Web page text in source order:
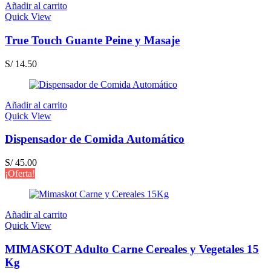
Esterilizados
cantidad
Añadir al carrito
Quick View
True Touch Guante Peine y Masaje
S/14.50
Añadir al carrito
Quick View
Dispensador de Comida Automático
S/45.00
¡Oferta!
Añadir al carrito
Quick View
MIMASKOT Adulto Carne Cereales y Vegetales 15
Kg